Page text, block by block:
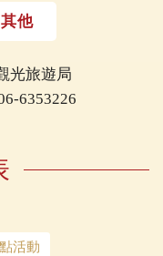
其他
光旅遊局
6353226
活動